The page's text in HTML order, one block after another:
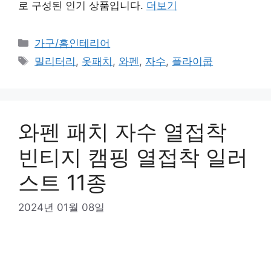
로 구성된 인기 상품입니다. 더보기
카
테
가구/홈인테리어
태
밀리터리 , 옷패치 , 와펜 , 자수, 플라이쿱
와펜 패치 자수 열접착
빈티지 캠핑 열접착 일러
스트 11종
2024년 01월 08일